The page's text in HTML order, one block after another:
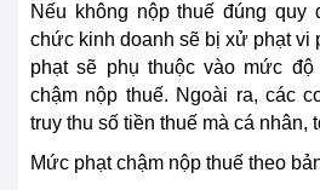
Nếu không nộp thuế đúng quy
chức kinh doanh sẽ bị xử phạt vi
phạt sẽ phụ thuộc vào mức
chậm nộp thuế. Ngoài ra, các
truy thu số tiền thuế mà cá nhân,
Mức phạt chậm nộp thuế theo